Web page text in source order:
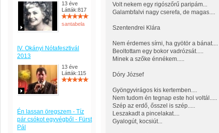
13 éve
Látták:817
santabela
IV. Okányi Nótafesztivál
2013
13 éve
Látták:115
Én lassan öregszem - Tíz
pár csókot egyvégből - Fürst
Pál
Volt nekem egy rigószőrű paripám...
Galambfalvi nagy cserefa, de magas....
Szentendrei Klára
Nem érdemes sírni, ha gyötör a bánat....
Beoltottam egy bokor vadrózsát.....
Minek a szőke énnékem.....
Dóry József
Gyöngyvirágos kis kertemben....
Nem tudom én tegnap este hol voltál.....
Szép az erdő, ősszel is szép.....
Leszakadt a pincelakat....
Gyalogút, kocsiút...